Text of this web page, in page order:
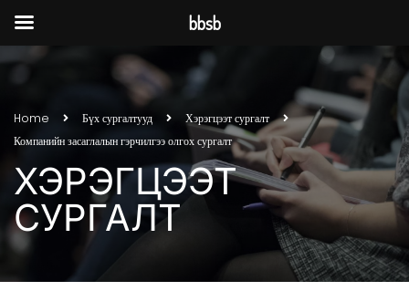
Home Бүх сургалтууд
Хэрэгцээт сургалт
Компанийн засаглалын гэрчилгээ олгох сургалт
ХЭРЭГЦЭЭТ
СУРГАЛТ
bbsb